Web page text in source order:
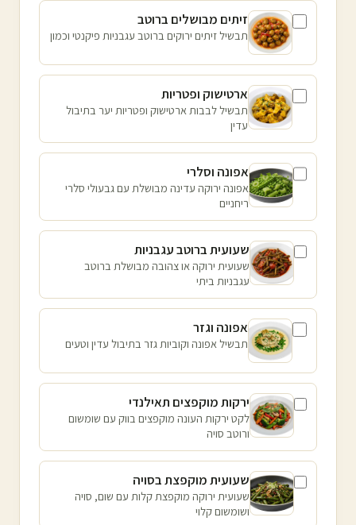
זיתים מבושלים ברוטב
תבשיל זיתים ירוקים ברוטב עגבניות פיקנטי וכמון
ארטישוק ופטריות
תבשיל לבבות ארטישוק ופטריות יער בתיבול
עדין
אפונה וסלרי
אפונה ירוקה עדינה מבושלת עם גבעולי סלרי
ריחניים
שעועית ברוטב עגבניות
שעועית ירוקה או צהובה מבושלת ברוטב
עגבניות ביתי
אפונה וגזר
תבשיל אפונה וקוביות גזר בתיבול עדין וטעים
ירקות מוקפצים תאילנדי
לקט ירקות העונה מוקפצים בווק עם שומשום
ורוטב סויה
שעועית מוקפצת בסויה
שעועית ירוקה מוקפצת קלות עם שום, סויה
ושומשום קלוי